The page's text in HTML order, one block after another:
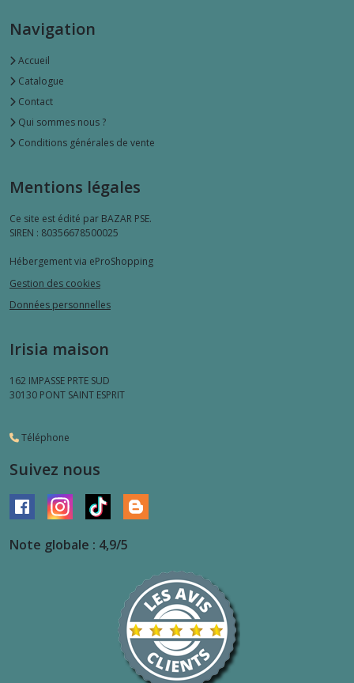
Navigation
Accueil
Catalogue
Contact
Qui sommes nous ?
Conditions générales de vente
Mentions légales
Ce site est édité par BAZAR PSE.
SIREN : 80356678500025
Hébergement via eProShopping
Gestion des cookies
Données personnelles
Irisia maison
162 IMPASSE PRTE SUD
30130 PONT SAINT ESPRIT
Téléphone
Suivez nous
Note globale : 4,9/5